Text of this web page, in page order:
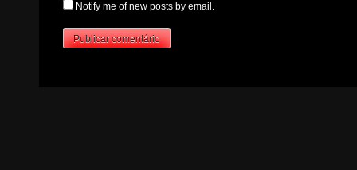
Notify me of new posts by email.